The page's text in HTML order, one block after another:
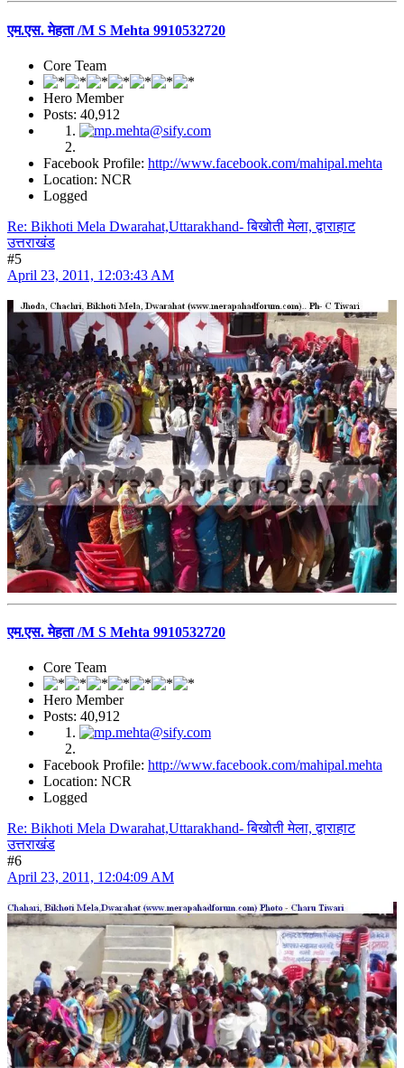
एम.एस. मेहता /M S Mehta 9910532720
Core Team
Hero Member
Posts: 40,912
Facebook Profile: http://www.facebook.com/mahipal.mehta
Location: NCR
Logged
Re: Bikhoti Mela Dwarahat,Uttarakhand- बिखोती मेला, द्वाराहाट
उत्तराखंड
#5
April 23, 2011, 12:03:43 AM
एम.एस. मेहता /M S Mehta 9910532720
Core Team
Hero Member
Posts: 40,912
Facebook Profile: http://www.facebook.com/mahipal.mehta
Location: NCR
Logged
Re: Bikhoti Mela Dwarahat,Uttarakhand- बिखोती मेला, द्वाराहाट
उत्तराखंड
#6
April 23, 2011, 12:04:09 AM